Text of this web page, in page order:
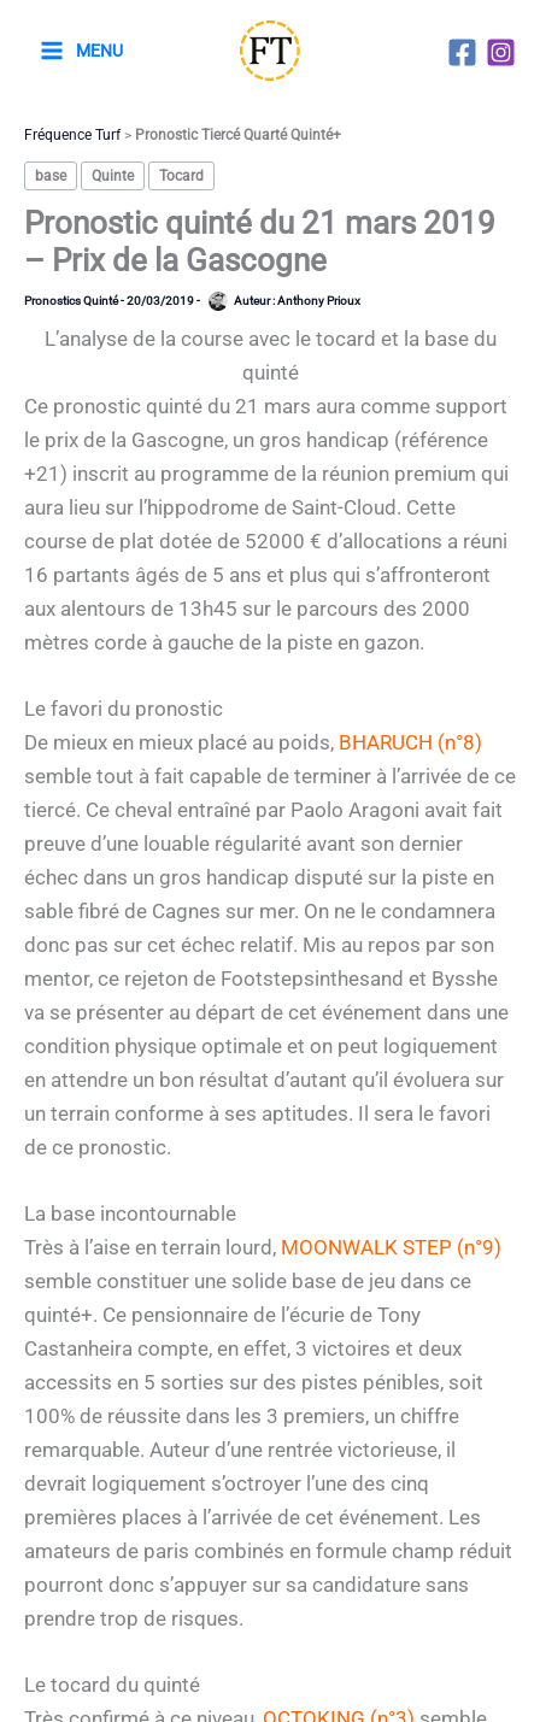
MENU
Fréquence Turf> Pronostic Tiercé Quarté Quinté+
base Quinte Tocard
Pronostic quinté du 21 mars 2019
– Prix de la Gascogne
Pronostics Quinté-20/03/2019- Auteur :Anthony Prioux
L’analyse de la course avec le tocard et la base du
quinté
Ce pronostic quinté du 21 mars aura comme support
le prix de la Gascogne, un gros handicap (référence
+21) inscrit au programme de la réunion premium qui
aura lieu sur l’hippodrome de Saint-Cloud. Cette
course de plat dotée de 52000 € d’allocations a réuni
16 partants âgés de 5 ans et plus qui s’affronteront
aux alentours de 13h45 sur le parcours des 2000
mètres corde à gauche de la piste en gazon.
Le favori du pronostic
De mieux en mieux placé au poids, BHARUCH (n°8)
semble tout à fait capable de terminer à l’arrivée de ce
tiercé. Ce cheval entraîné par Paolo Aragoni avait fait
preuve d’une louable régularité avant son dernier
échec dans un gros handicap disputé sur la piste en
sable fibré de Cagnes sur mer. On ne le condamnera
donc pas sur cet échec relatif. Mis au repos par son
mentor, ce rejeton de Footstepsinthesand et Bysshe
va se présenter au départ de cet événement dans une
condition physique optimale et on peut logiquement
en attendre un bon résultat d’autant qu’il évoluera sur
un terrain conforme à ses aptitudes. Il sera le favori
de ce pronostic.
La base incontournable
Très à l’aise en terrain lourd, MOONWALK STEP (n°9)
semble constituer une solide base de jeu dans ce
quinté+. Ce pensionnaire de l’écurie de Tony
Castanheira compte, en effet, 3 victoires et deux
accessits en 5 sorties sur des pistes pénibles, soit
100% de réussite dans les 3 premiers, un chiffre
remarquable. Auteur d’une rentrée victorieuse, il
devrait logiquement s’octroyer l’une des cinq
premières places à l’arrivée de cet événement. Les
amateurs de paris combinés en formule champ réduit
pourront donc s’appuyer sur sa candidature sans
prendre trop de risques.
Le tocard du quinté